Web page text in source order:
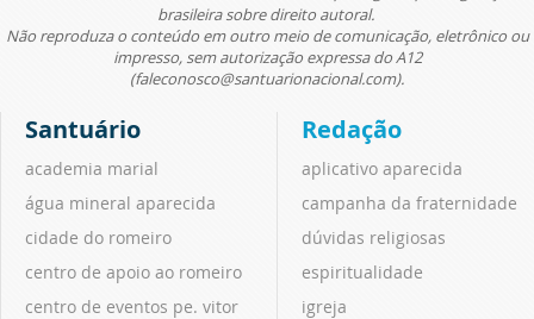
brasileira sobre direito autoral.
Não reproduza o conteúdo em outro meio de comunicação, eletrônico ou
impresso, sem autorização expressa do A12
(faleconosco@santuarionacional.com).
Santuário
academia marial
água mineral aparecida
cidade do romeiro
centro de apoio ao romeiro
centro de eventos pe. vitor
Redação
aplicativo aparecida
campanha da fraternidade
dúvidas religiosas
espiritualidade
igreja